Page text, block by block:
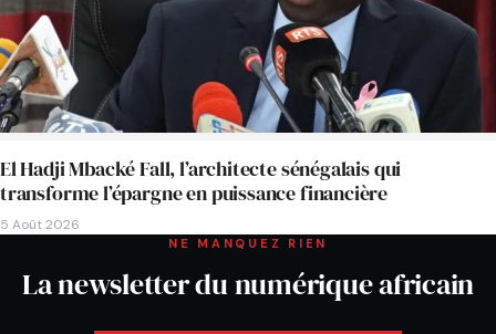
El Hadji Mbacké Fall, l’architecte sénégalais qui
transforme l’épargne en puissance financière
5 Août 2026
NE MANQUEZ RIEN
La newsletter du numérique africain